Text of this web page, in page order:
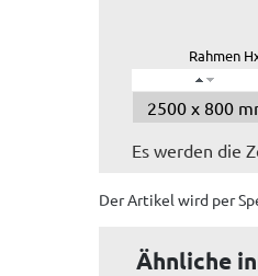
Rahmen
2500 x 800
Es werden die
Der Artikel wird per
Ähnliche